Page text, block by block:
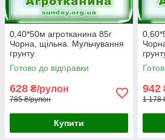
0,40*50м агротканина 85г
Чорна, щільна. Мульчування
грунту.
Готово до відправки
628 ₴/рулон
785 ₴/рулон
Купити
942
1 178